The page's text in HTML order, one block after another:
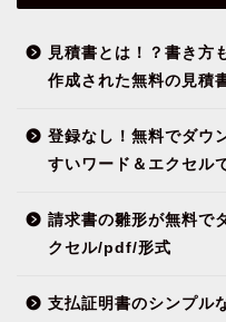
見積書とは！？書き方
作成された無料の見積
登録なし！無料でダウ
すいワード＆エクセル
請求書の雛形が無料で
クセル/pdf/形式
支払証明書のシンプ